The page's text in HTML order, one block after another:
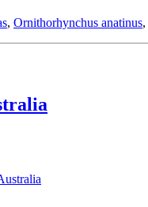
, Ornithorhynchus anatinus,